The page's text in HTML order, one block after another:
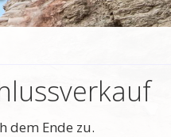
dem Ende zu.